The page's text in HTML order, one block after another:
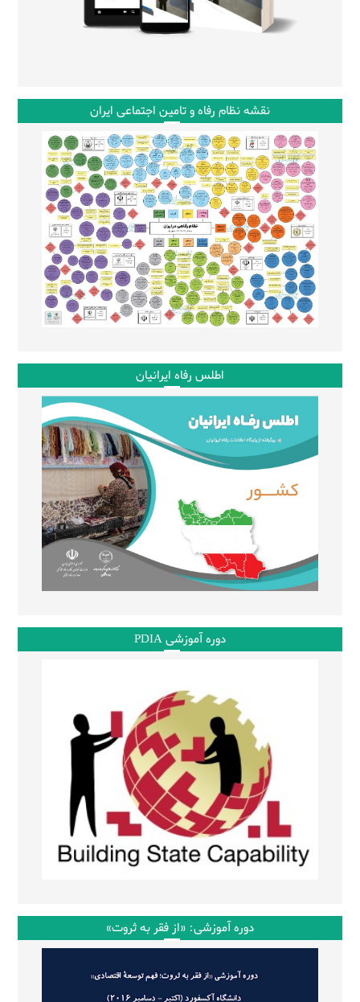
نقشه نظام رفاه و تامین اجتماعی ایران
اطلس رفاه ایرانیان
دوره آموزشی PDIA
دوره آموزشی: «از فقر به ثروت»